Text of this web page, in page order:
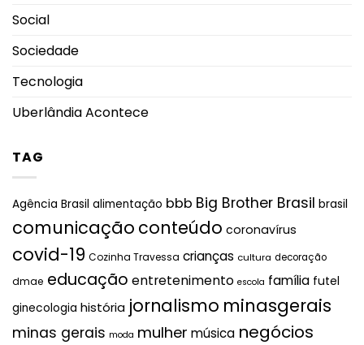
Social
Sociedade
Tecnologia
Uberlândia Acontece
TAG
Agência Brasil alimentação bbb Big Brother Brasil brasil
comunicação conteúdo coronavírus
covid-19 Cozinha Travessa crianças cultura decoração
dmae educação entretenimento escola família futel
ginecologia história jornalismo minasgerais
minas gerais moda mulher música negócios